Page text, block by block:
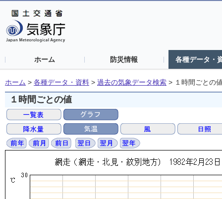
ホーム 防災情報 各種データ・
ホーム > 各種データ・資料 > 過去の気象データ検索 > １時間ごとの
１時間ごとの値